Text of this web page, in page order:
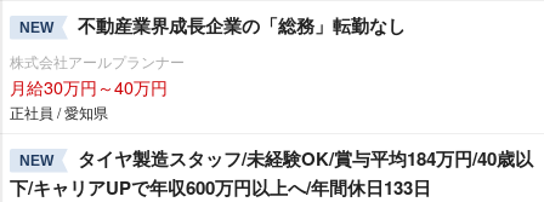
NEW 不動産業界成長企業の「総務」転勤なし
株式会社アールプランナー
月給30万円～40万円
正社員 / 愛知県
NEW
タイヤ製造スタッフ/未経験OK/賞与平均184万円/40歳以
下/キャリアUPで年収600万円以上へ/年間休日133日